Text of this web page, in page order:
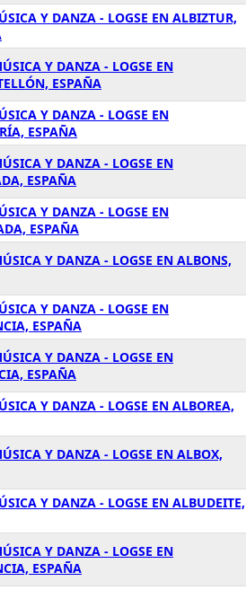
Y DANZA - LOGSE EN ALBIZTUR,
Y DANZA - LOGSE EN
ESPAÑA
Y DANZA - LOGSE EN
ESPAÑA
Y DANZA - LOGSE EN
ESPAÑA
Y DANZA - LOGSE EN
ESPAÑA
Y DANZA - LOGSE EN ALBONS,
Y DANZA - LOGSE EN
ESPAÑA
Y DANZA - LOGSE EN
ESPAÑA
Y DANZA - LOGSE EN ALBOREA,
Y DANZA - LOGSE EN ALBOX,
Y DANZA - LOGSE EN ALBUDEITE,
Y DANZA - LOGSE EN
ESPAÑA